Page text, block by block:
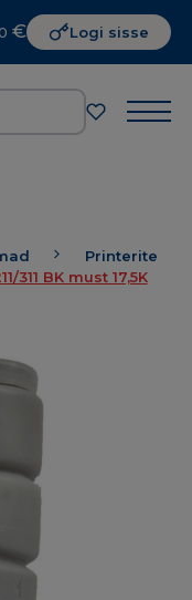
€ Logi sisse
Printerite
311 BK must 17,5K